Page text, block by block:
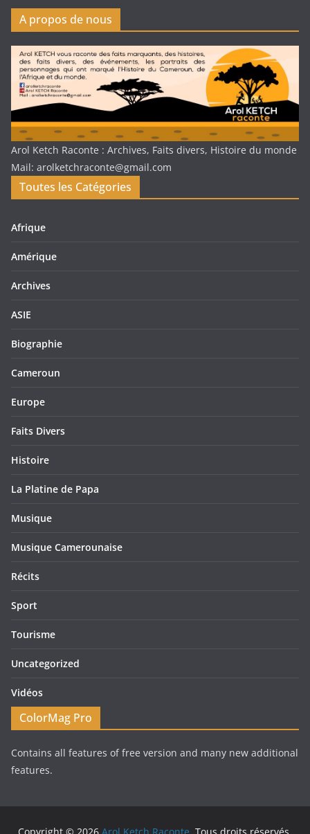
A propos de nous
Arol Ketch Raconte : Archives, Faits divers, Histoire du monde
Mail: arolketchraconte@gmail.com
Toutes les Catégories
Afrique
Amérique
Archives
ASIE
Biographie
Cameroun
Europe
Faits Divers
Histoire
La Platine de Papa
Musique
Musique Camerounaise
Récits
Sport
Tourisme
Uncategorized
Vidéos
ColorMag Pro
Contains all features of free version and many new additional
features.